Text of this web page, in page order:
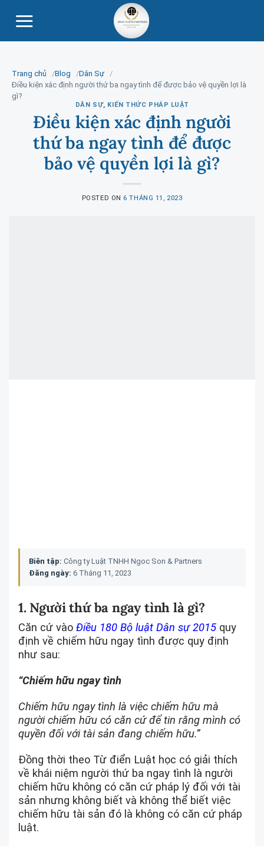
Trang chủ Blog
Dân Sự
Điều kiện xác định người thứ ba ngay tình để được bảo vệ quyền lợi là
gì?
DÂN SỰ, KIẾN THỨC PHÁP LUẬT
Điều kiện xác định người
thứ ba ngay tình để được
bảo vệ quyền lợi là gì?
POSTED ON 6 THÁNG 11, 2023
Biên tập: Công ty Luật TNHH Ngoc Son & Partners
Đăng ngày: 6 Tháng 11, 2023
1. Người thứ ba ngay tình là gì?
Căn cứ vào Điều 180 Bộ luật Dân sự 2015 quy
định về chiếm hữu ngay tình được quy định
như sau:
“Chiếm hữu ngay tình
Chiếm hữu ngay tình là việc chiếm hữu mà
người chiếm hữu có căn cứ để tin rằng mình có
quyền đối với tài sản đang chiếm hữu.”
Đồng thời theo Từ điển Luật học có giải thích
về khái niệm người thứ ba ngay tình là người
chiếm hữu không có căn cứ pháp lý đối với tài
sản nhưng không biết và không thể biết việc
chiếm hữu tài sản đó là không có căn cứ pháp
luật.